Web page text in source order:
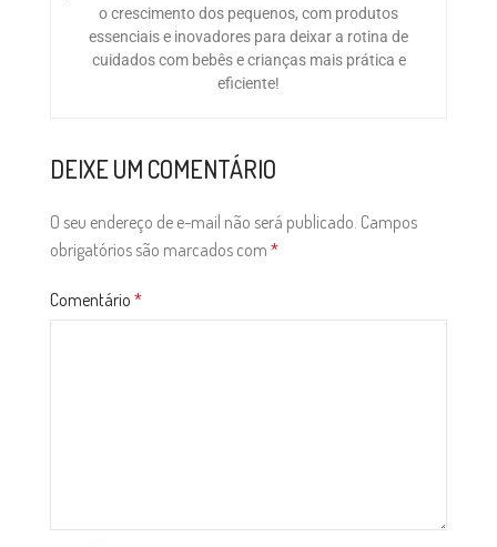
o crescimento dos pequenos, com produtos
essenciais e inovadores para deixar a rotina de
cuidados com bebês e crianças mais prática e
eficiente!
DEIXE UM COMENTÁRIO
O seu endereço de e-mail não será publicado. Campos
obrigatórios são marcados com *
Comentário *